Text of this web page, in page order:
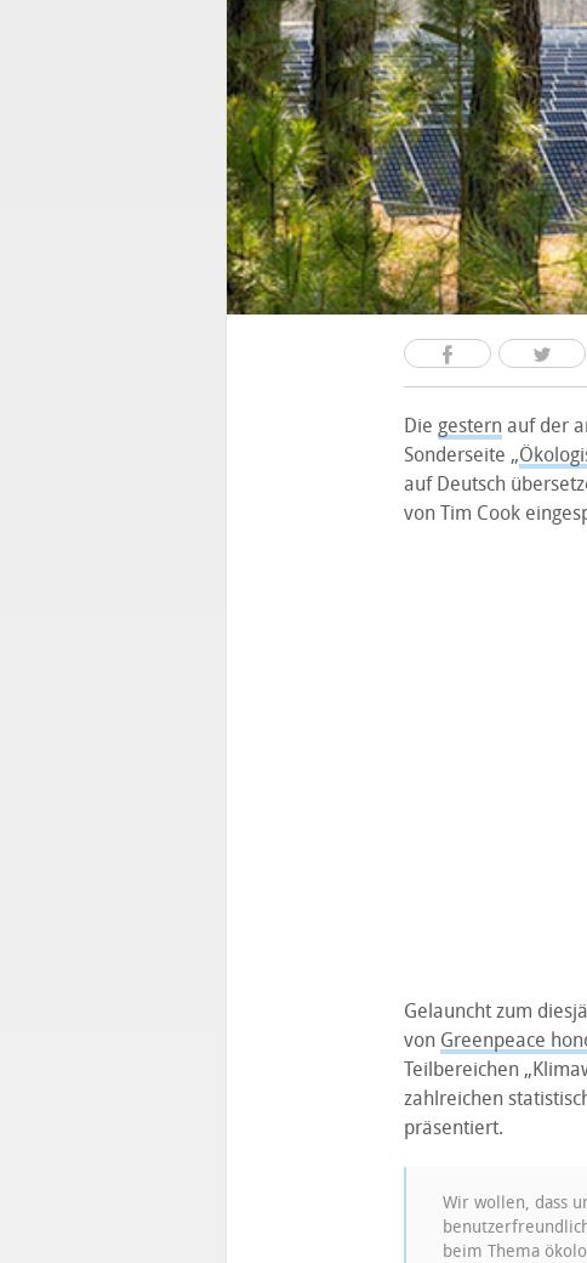
Die gesternauf der
Sonderseite „
auf Deutsch
von Tim Cook
Gelauncht zum
von Greenpeace
Teilbereichen
zahlreichen
präsentiert.
Wir wollen, dass
beim Thema